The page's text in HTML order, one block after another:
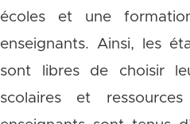
écoles et une
enseignants. Ainsi, les
sont libres de choisir
scolaires et